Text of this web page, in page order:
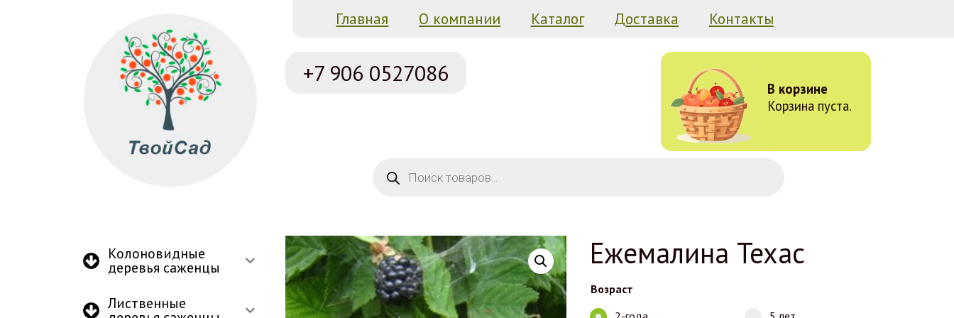
Главная О компании Каталог Доставка Контакты
+7 906 0527086
В корзине
Корзина пуста.
Колоновидные
деревья саженцы
Лиственные
Ежемалина Техас
Возраст